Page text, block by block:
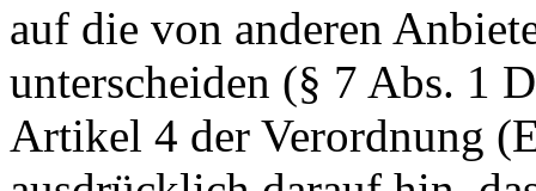
auf die von anderen
unterscheiden (§ 7 Abs. 1
Artikel 4 der Verordnung